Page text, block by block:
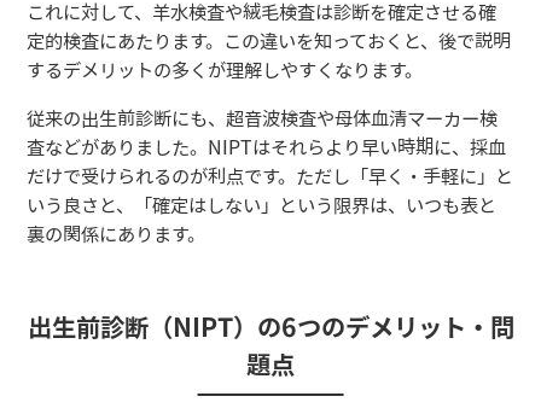
これに対して、羊水検査や絨毛検査は診断を確定させる確
定的検査にあたります。この違いを知っておくと、後で説明
するデメリットの多くが理解しやすくなります。
従来の出生前診断にも、超音波検査や母体血清マーカー検
査などがありました。NIPTはそれらより早い時期に、採血
だけで受けられるのが利点です。ただし「早く・手軽に」と
いう良さと、「確定はしない」という限界は、いつも表と
裏の関係にあります。
出生前診断（NIPT）の6つのデメリット・問
題点